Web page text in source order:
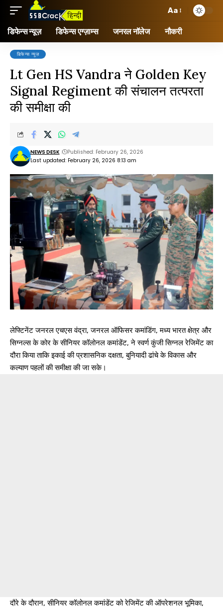
Aa
डिफेन्स न्यूज़ डिफेन्स एग्ज़ाम्स जनरल नॉलेज नौकरी
डिफेन्स न्यूज़
Lt Gen HS Vandra ने Golden Key
Signal Regiment की संचालन तत्परता
की समीक्षा की
Last updated: February 26, 2026 8:13 am
NEWS DESK Published: February 26, 2026
लेफ्टिनेंट जनरल एचएस वंद्रा, जनरल ऑफिसर कमांडिंग, मध्य भारत क्षेत्र और
सिग्नल्स के कोर के सीनियर कॉलोनल कमांडेंट, ने स्वर्ण कुंजी सिग्नल रेजिमेंट का
दौरा किया ताकि इकाई की प्रशासनिक दक्षता, बुनियादी ढांचे के विकास और
कल्याण पहलों की समीक्षा की जा सके।
दौरे के दौरान, सीनियर कॉलोनल कमांडेंट को रेजिमेंट की ऑपरेशनल भूमिका,